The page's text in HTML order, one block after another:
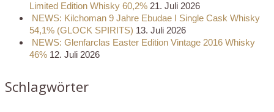
Limited Edition Whisky 60,2% 21. Juli 2026
NEWS: Kilchoman 9 Jahre Ebudae I Single Cask Whisky
54,1% (GLOCK SPIRITS) 13. Juli 2026
NEWS: Glenfarclas Easter Edition Vintage 2016 Whisky
46% 12. Juli 2026
Schlagwörter